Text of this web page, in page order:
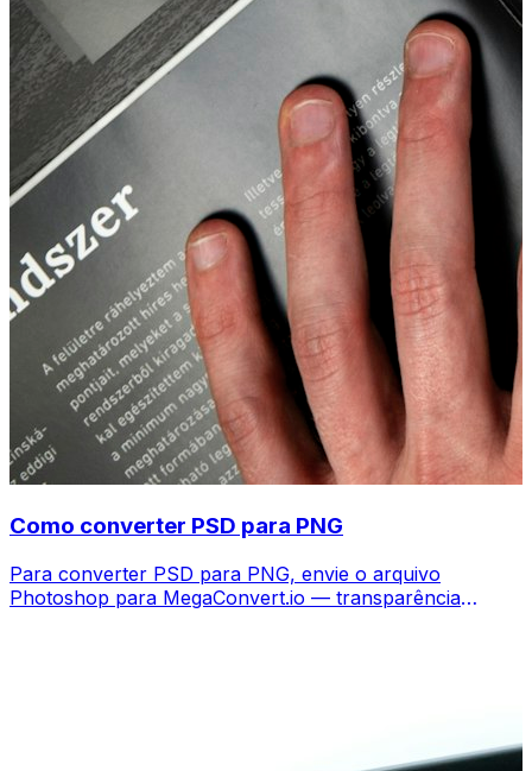
Como converter PSD para PNG
Para converter PSD para PNG, envie o arquivo
Photoshop para MegaConvert.io — transparência